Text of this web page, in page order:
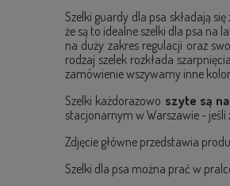
Szelki guardy dla psa składają
że są to idealne szelki dla psa na
na duży zakres regulacji oraz
rodzaj szelek rozkłada
zamówienie wszywamy inne
Szelki każdorazowo szyte są
stacjonarnym w Warszawie -
Zdjęcie główne przedstawia
Szelki dla psa można prać w